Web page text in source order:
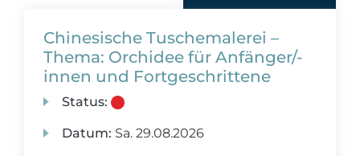
Chinesische Tuschemalerei –
Thema: Orchidee für Anfänger/-
innen und Fortgeschrittene
Status:
Datum: Sa. 29.08.2026